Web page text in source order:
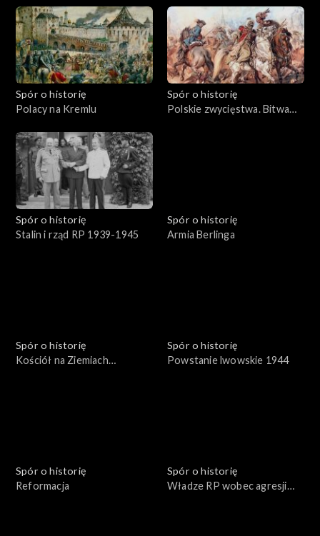
Spór o historię
Polacy na Kremlu
Spór o historię
Polskie zwycięstwa. Bitwa
Spór o historię
Stalin i rząd RP 1939-1945
Spór o historię
Armia Berlinga
Spór o historię
Kościół na Ziemiach
Spór o historię
Powstanie lwowskie 1944
Spór o historię
Reformacja
Spór o historię
Władze RP wobec agresji